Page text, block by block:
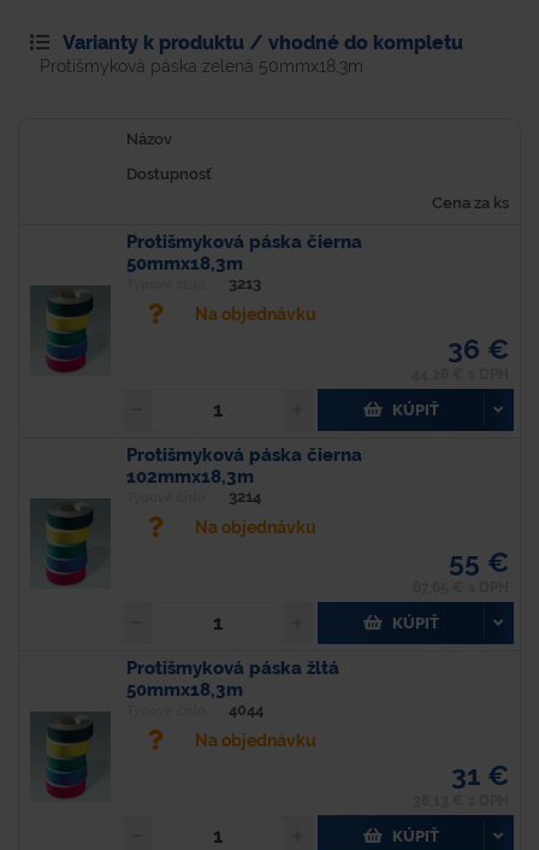
Varianty k produktu / vhodné do kompletu
Protišmyková páska zelená 50mmx18,3m
Názov
Dostupnosť
Cena za ks
Protišmyková páska čierna
50mmx18,3m
3213
Na objednávku
36 €
KÚPIŤ
Protišmyková páska čierna
102mmx18,3m
3214
Na objednávku
55 €
KÚPIŤ
Protišmyková páska žltá
50mmx18,3m
4044
Na objednávku
31 €
KÚPIŤ